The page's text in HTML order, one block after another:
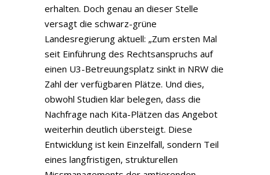
erhalten. Doch genau an dieser Stelle
versagt die schwarz-grüne
Landesregierung aktuell: „Zum ersten Mal
seit Einführung des Rechtsanspruchs auf
einen U3-Betreuungsplatz sinkt in NRW die
Zahl der verfügbaren Plätze. Und dies,
obwohl Studien klar belegen, dass die
Nachfrage nach Kita-Plätzen das Angebot
weiterhin deutlich übersteigt. Diese
Entwicklung ist kein Einzelfall, sondern Teil
eines langfristigen, strukturellen